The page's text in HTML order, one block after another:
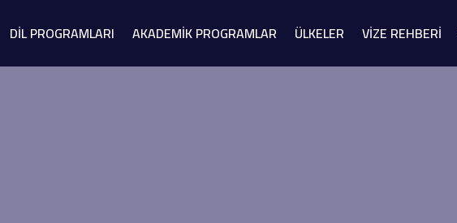
DİL PROGRAMLARI AKADEMİK PROGRAMLAR ÜLKELER VİZE REHBERİ